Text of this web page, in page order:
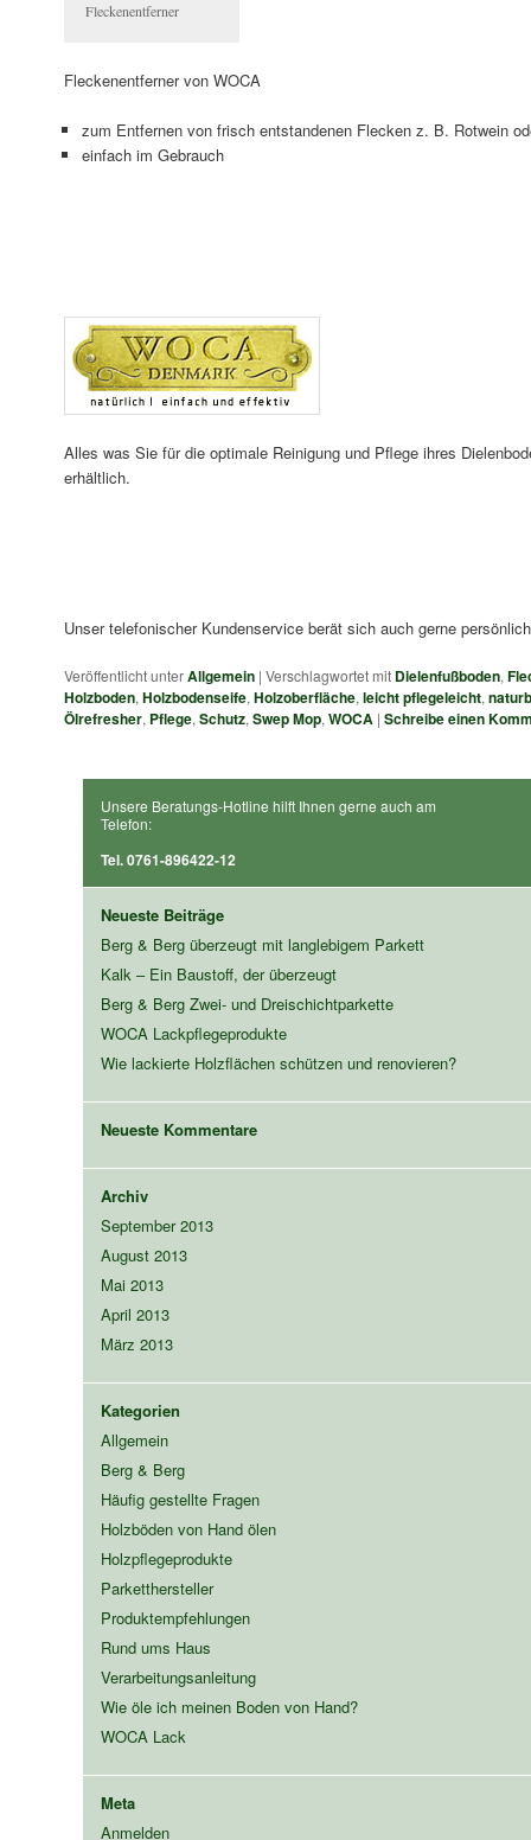
Fleckenentferner
Fleckenentferner von WOCA
zum Entfernen von frisch entstandenen Flecken z. B. Rotwein
einfach im Gebrauch
Alles was Sie für die optimale Reinigung und Pflege ihres
erhältlich.
Unser telefonischer Kundenservice berät sich auch gerne
Veröffentlicht unterAllgemein | Verschlagwortet mit Dielenfußboden,
Holzboden, Holzbodenseife, Holzoberfläche, leicht pflegeleicht,
Ölrefresher, Pflege, Schutz, Swep Mop, WOCA | Schreibe einen
Unsere Beratungs-Hotline hilft Ihnen gerne auch am
Telefon:
Tel. 0761-896422-12
Neueste Beiträge
Berg & Berg überzeugt mit langlebigem Parkett
Kalk – Ein Baustoff, der überzeugt
Berg & Berg Zwei- und Dreischichtparkette
WOCA Lackpflegeprodukte
Wie lackierte Holzflächen schützen und renovieren?
Neueste Kommentare
Archiv
September 2013
August 2013
Mai 2013
April 2013
März 2013
Kategorien
Allgemein
Berg & Berg
Häufig gestellte Fragen
Holzböden von Hand ölen
Holzpflegeprodukte
Parketthersteller
Produktempfehlungen
Rund ums Haus
Verarbeitungsanleitung
Wie öle ich meinen Boden von Hand?
WOCA Lack
Meta
Anmelden